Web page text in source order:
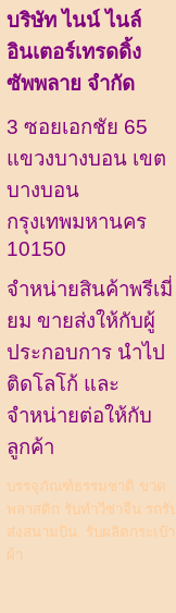
บริษัท ไนน์ ไนล์
อินเตอร์เทรดดิ้ง
ซัพพลาย จำกัด
3 ซอยเอกชัย 65
แขวงบางบอน เขต
บางบอน
กรุงเทพมหานคร
10150
จำหน่ายสินค้าพรีเมี่
ยม ขายส่งให้กับผู้
ประกอบการ นำไป
ติดโลโก้ และ
จำหน่ายต่อให้กับ
ลูกค้า
บรรจุภัณฑ์ธรรมชาติ ขวด
พลาสติก รับทำวีซ่าจีน รถรับ
ส่งสนามบิน รับผลิตกระเป๋า
ผ้า